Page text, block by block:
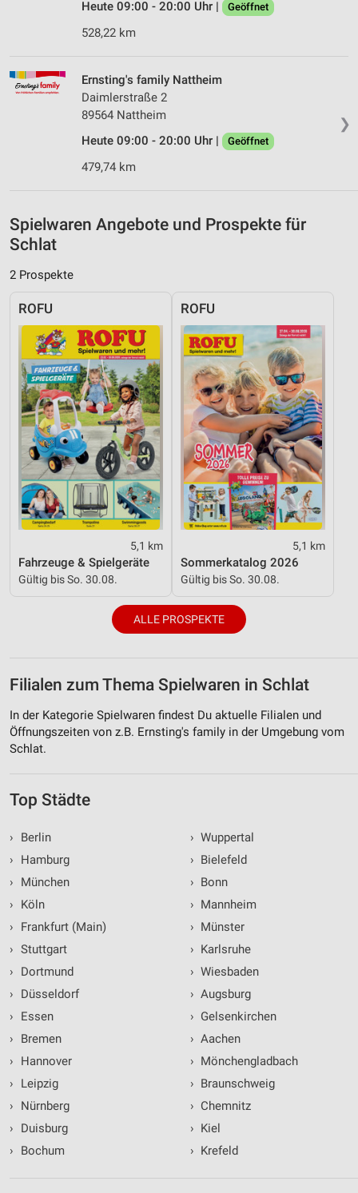
Heute 09:00 - 20:00 Uhr | Geöffnet
528,22 km
❯
Ernsting's family Nattheim
Daimlerstraße 2
89564 Nattheim
Heute 09:00 - 20:00 Uhr |
Geöffnet
479,74 km
Spielwaren Angebote und Prospekte für
Schlat
2 Prospekte
ROFU
5,1 km
Fahrzeuge & Spielgeräte
Gültig bis So. 30.08.
ROFU
5,1 km
Sommerkatalog 2026
Gültig bis So. 30.08.
ALLE PROSPEKTE
Filialen zum Thema Spielwaren in Schlat
In der Kategorie Spielwaren findest Du aktuelle Filialen und
Öffnungszeiten von z.B. Ernsting's family in der Umgebung vom
Schlat.
Top Städte
›
Berlin
›
Hamburg
›
München
›
Köln
›
Frankfurt (Main)
› Stuttgart
›
Dortmund
›
Düsseldorf
›
Essen
›
Bremen
›
Hannover
›
Leipzig
›
Nürnberg
›
Duisburg
›
Bochum
› Wuppertal
› Bielefeld
› Bonn
› Mannheim
› Münster
› Karlsruhe
› Wiesbaden
› Augsburg
› Gelsenkirchen
› Aachen
› Mönchengladbach
› Braunschweig
› Chemnitz
› Kiel
› Krefeld
IAB-Besonderheiten:
Geräte anhand von aktiv angeforderten
Informationen identifizieren
Funktional
Werbung